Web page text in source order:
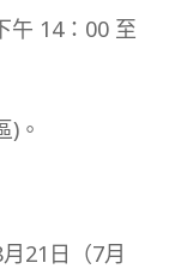
午 14：00 至
)。
21日（7月